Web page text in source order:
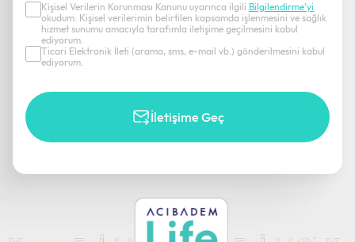
Kişisel Verilerin Korunması Kanunu uyarınca ilgili Bilgilendirme’yi
okudum. Kişisel verilerimin belirtilen kapsamda işlenmesini ve sağlık
hizmet sunumu amacıyla tarafımla iletişime geçilmesini kabul
ediyorum.
Ticari Elektronik İleti (arama, sms, e-mail vb.) gönderilmesini kabul
ediyorum.
İletişime Geç